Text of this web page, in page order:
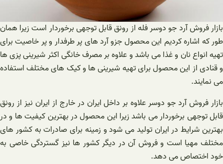
بازار فروش آرد جو دوسر فله از رونق قابل توجهی برخوردار است زیرا همان
طور که اشاره کردیم این محصول جزو آرد های پر طرفدار و پر خاصیت برای
تهیه انواع نان و غذا می باشد و علاوه بر مصرف خانگی اکثر شیرینی پزی ها
و قنادی از این محصول برای تهیه شیرینی ‌ها و کیک های مختلف استفاده
می نمایند.
بازار فروش آرد جو دوسر علاوه بر داخل ایران در خارج از ایران نیز از رونق
قابل توجهی برخوردار می باشد زیرا این محصول در بهترین کیفیت ها و در
بهترین شرایط در ایران تولید می ‌شود و زمینه برای صادرات به کشور های
مختلف مهیا است و فروش آن در دیگر کشور ها نیز گستردگی خاصی به
خود اختصاص می ‌دهد.